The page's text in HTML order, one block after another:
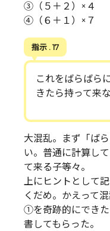
③（５＋２）×４
④（６＋１）×７
指示 . 17
これをばらばら
きたら持って来な
大混乱。まず「ば
い。普通に計算し
て来る子等々。
上にヒントとして
くだめ。かえって
①を奇跡的にでき
書してもらった。